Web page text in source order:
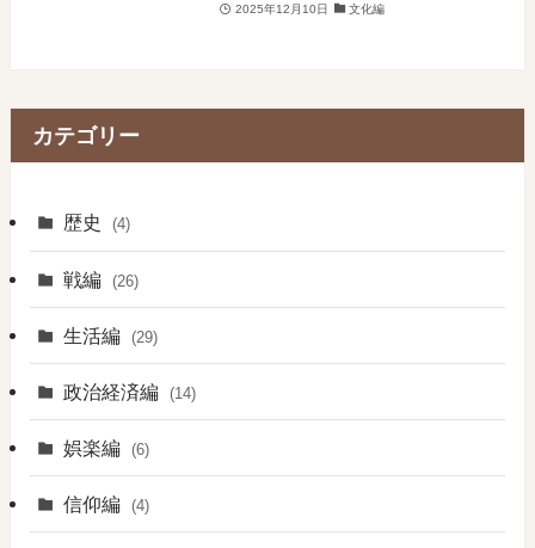
2025年12月10日 文化編
カテゴリー
歴史 (4)
戦編 (26)
生活編 (29)
政治経済編 (14)
娯楽編 (6)
信仰編 (4)